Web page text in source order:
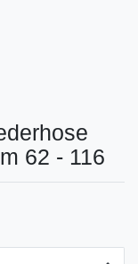
62 - 116